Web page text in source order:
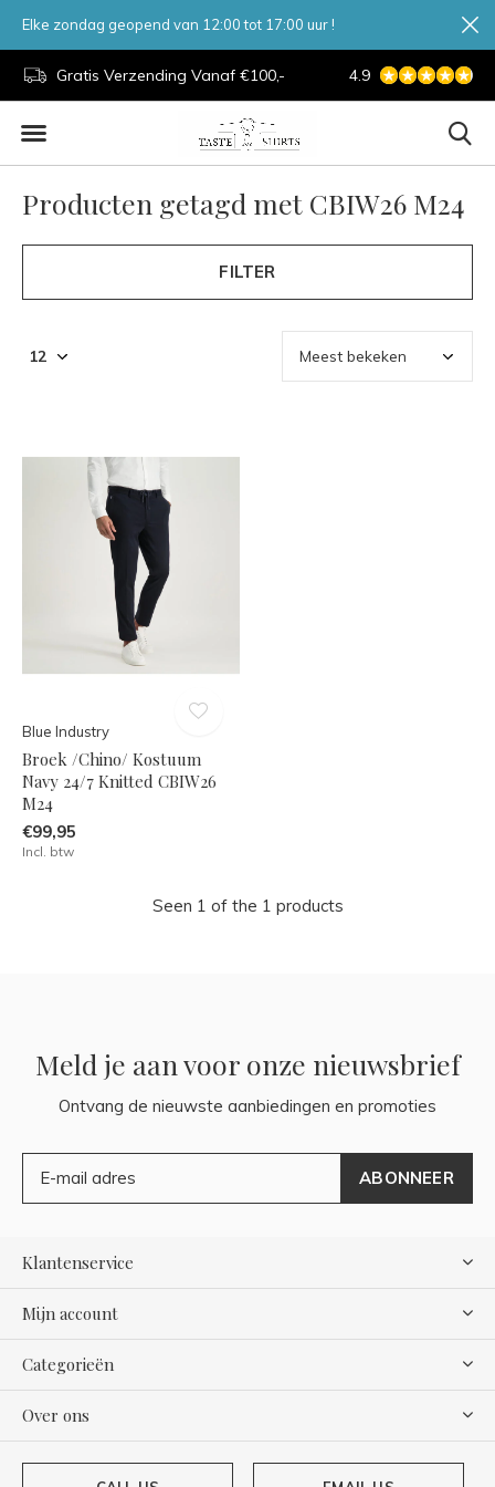
Gratis Verzending Vanaf €100,- 7 Dagen Per
4.9
Elke zondag geopend van 12:00 tot 17:00 uur !
Producten getagd met CBIW26 M24
FILTER
Blue Industry
Broek /Chino/ Kostuum
Navy 24/7 Knitted CBIW26
M24
€99,95
Incl. btw
Seen 1 of the 1 products
Meld je aan voor onze nieuwsbrief
Ontvang de nieuwste aanbiedingen en promoties
ABONNEER
Klantenservice
Mijn account
Categorieën
Over ons